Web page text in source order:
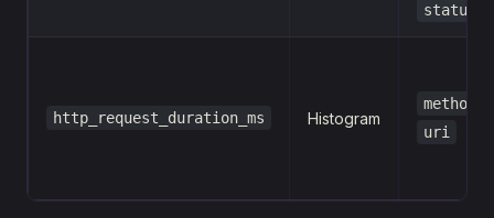
http_request_duration_ms Histogram
method
uri